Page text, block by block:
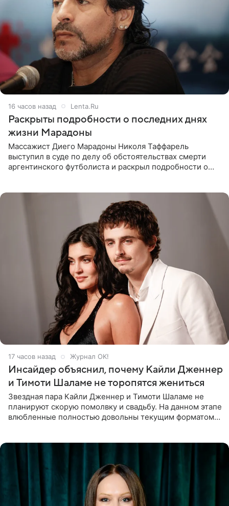
16 часов назад Lenta.Ru
Раскрыты подробности о последних днях
жизни Марадоны
Массажист Диего Марадоны Николя Таффарель
выступил в суде по делу об обстоятельствах смерти
аргентинского футболиста и раскрыл подробности о
17 часов назад Журнал OK!
Инсайдер объяснил, почему Кайли Дженнер
и Тимоти Шаламе не торопятся жениться
Звездная пара Кайли Дженнер и Тимоти Шаламе не
планируют скорую помолвку и свадьбу. На данном этапе
влюбленные полностью довольны текущим форматом